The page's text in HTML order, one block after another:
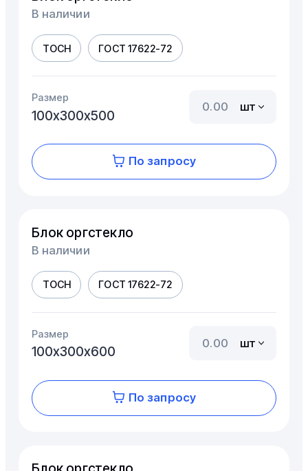
В наличии
ТОСН ГОСТ 17622-72
Размер
100х300х500
шт
По запросу
Блок оргстекло
В наличии
ТОСН ГОСТ 17622-72
Размер
100х300х600
шт
По запросу